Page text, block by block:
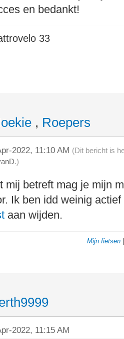
en bedankt!
33
, Roepers
2022, 11:10 AM (Dit bericht is
.)
mij betreft mag je mijn
Ik ben idd weinig
aan wijden.
Mijn fietsen
2022, 11:15 AM